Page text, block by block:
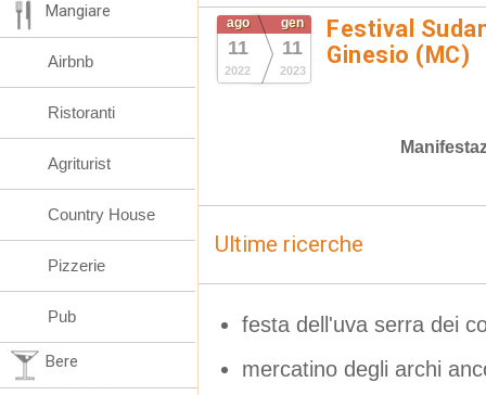
ago
11
2022
gen
11
2023
Festival
Ginesio (MC)
Ultime ricerche
festa dell'uva serra dei
mercatino degli archi
Mangiare
Airbnb
Ristoranti
Agriturist
Country House
Pizzerie
Pub
Bere